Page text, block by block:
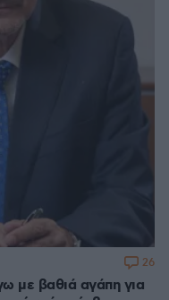
με βαθιά αγάπη για
26